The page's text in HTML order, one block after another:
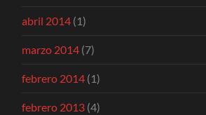
abril 2014 (1)
marzo 2014 (7)
febrero 2014 (1)
febrero 2013 (4)